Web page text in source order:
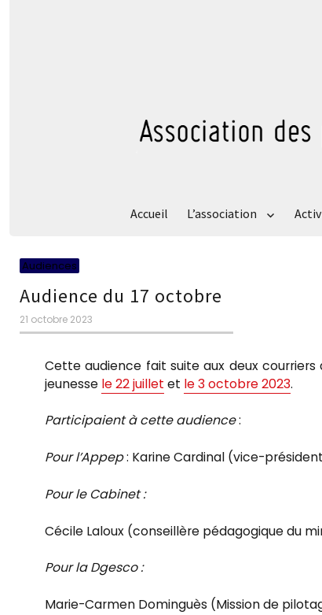
Accueil L’association
Audiences
Audience du 17 octobre
Publié
le
21 octobre 2023
Cette audience fait suite aux deux
jeunesse le 22 juillet et le 3 octobre 2023.
Participaient à cette audience:
Pour l’Appep: Karine Cardinal (vice-
Pour le Cabinet :
Cécile Laloux (conseillère pédagogique du
Pour la Dgesco :
Marie-Carmen Dominguès (Mission de